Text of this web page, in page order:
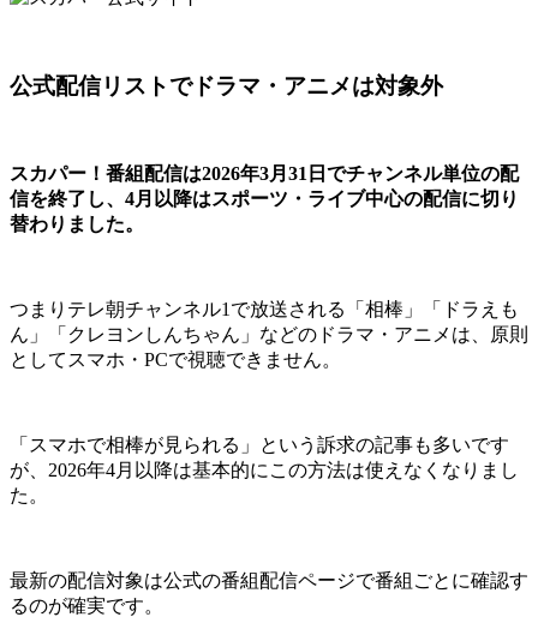
公式配信リストでドラマ・アニメは対象外
スカパー！番組配信は2026年3月31日でチャンネル単位の配
信を終了し、4月以降はスポーツ・ライブ中心の配信に切り
替わりました。
つまりテレ朝チャンネル1で放送される「相棒」「ドラえも
ん」「クレヨンしんちゃん」などのドラマ・アニメは、原則
としてスマホ・PCで視聴できません。
「スマホで相棒が見られる」という訴求の記事も多いです
が、2026年4月以降は基本的にこの方法は使えなくなりまし
た。
最新の配信対象は公式の番組配信ページで番組ごとに確認す
るのが確実です。